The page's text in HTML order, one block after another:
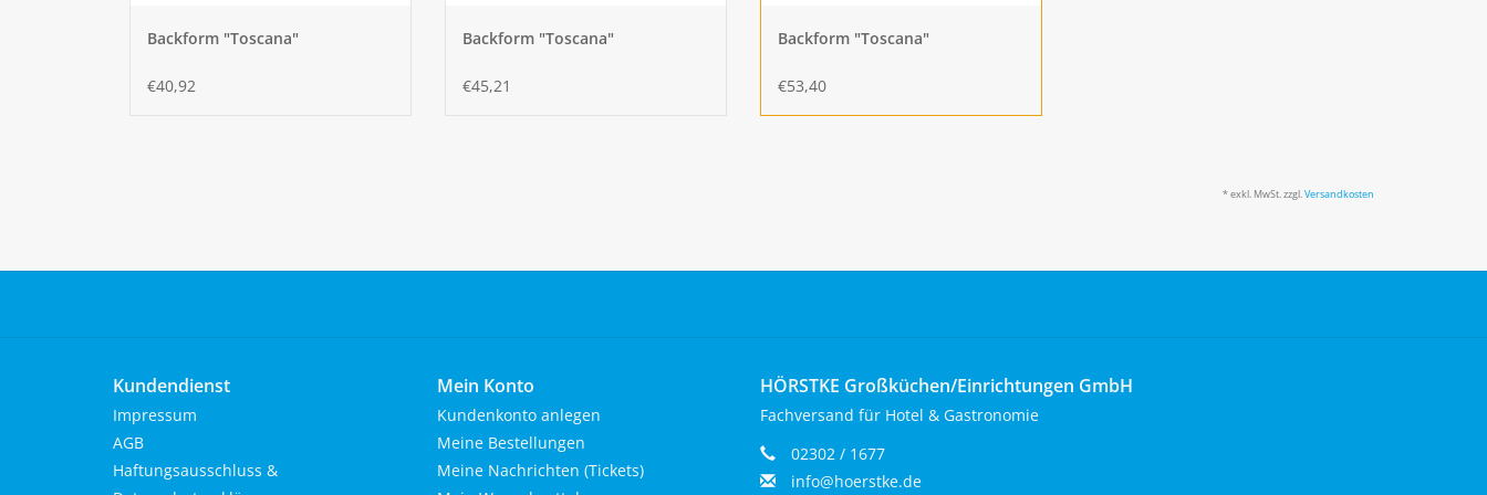
Backform "Toscana"
€40,92
Backform "Toscana"
€45,21
Backform "Toscana"
€53,40
* exkl. MwSt. zzgl.Versandkosten
Kundendienst
Impressum
AGB
Haftungsausschluss &
Mein Konto
Kundenkonto anlegen
Meine Bestellungen
Meine Nachrichten (Tickets)
HÖRSTKE Großküchen/Einrichtungen GmbH
Fachversand für Hotel & Gastronomie
02302 / 1677
info@hoerstke.de